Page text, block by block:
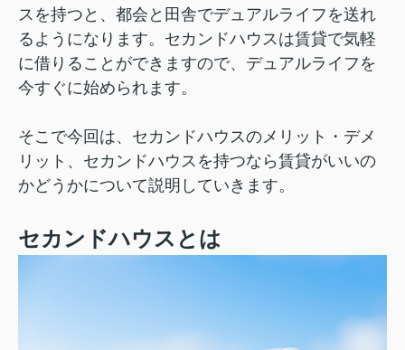
スを持つと、都会と田舎でデュアルライフを送れ
るようになります。セカンドハウスは賃貸で気軽
に借りることができますので、デュアルライフを
今すぐに始められます。
そこで今回は、セカンドハウスのメリット・デメ
リット、セカンドハウスを持つなら賃貸がいいの
かどうかについて説明していきます。
セカンドハウスとは